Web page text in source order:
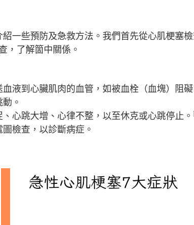
一些預防及急救方法。我們首先從心肌梗塞
，了解箇中關係。
液到心臟肌肉的血管，如被血栓（血塊）阻礙
。
心跳大增、心律不整，以至休克或心跳停止
檢查，以診斷病症。